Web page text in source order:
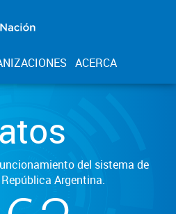
ACERCA
del sistema de
Argentina.